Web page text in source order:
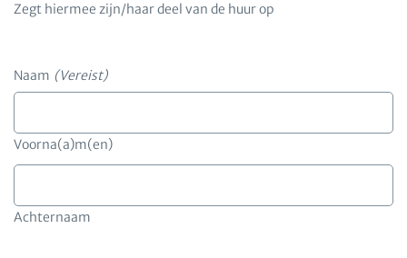
Zegt hiermee zijn/haar deel van de huur op
Naam (Vereist)
Voorna(a)m(en)
Achternaam